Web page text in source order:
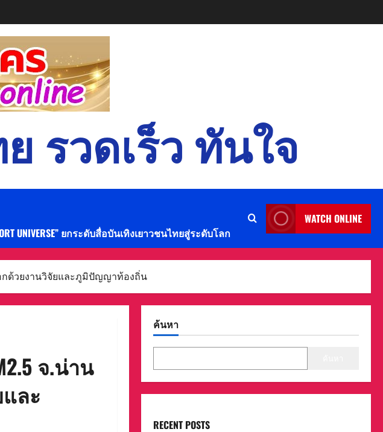
รวดเร็ว ทันใจ
UNIVERSE” ยกระดับสื่อบันเทิงเยาวชนไทยสู่ระดับโลก
WATCH ONLINE
กด้วยงานวิจัยและภูมิปัญญาท้องถิ่น
จ.น่าน
ละ
ค้นหา
RECENT POSTS